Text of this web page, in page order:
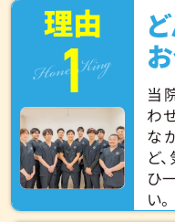
理由
1
Hone King
当
わ
な
ど
ひ
い。